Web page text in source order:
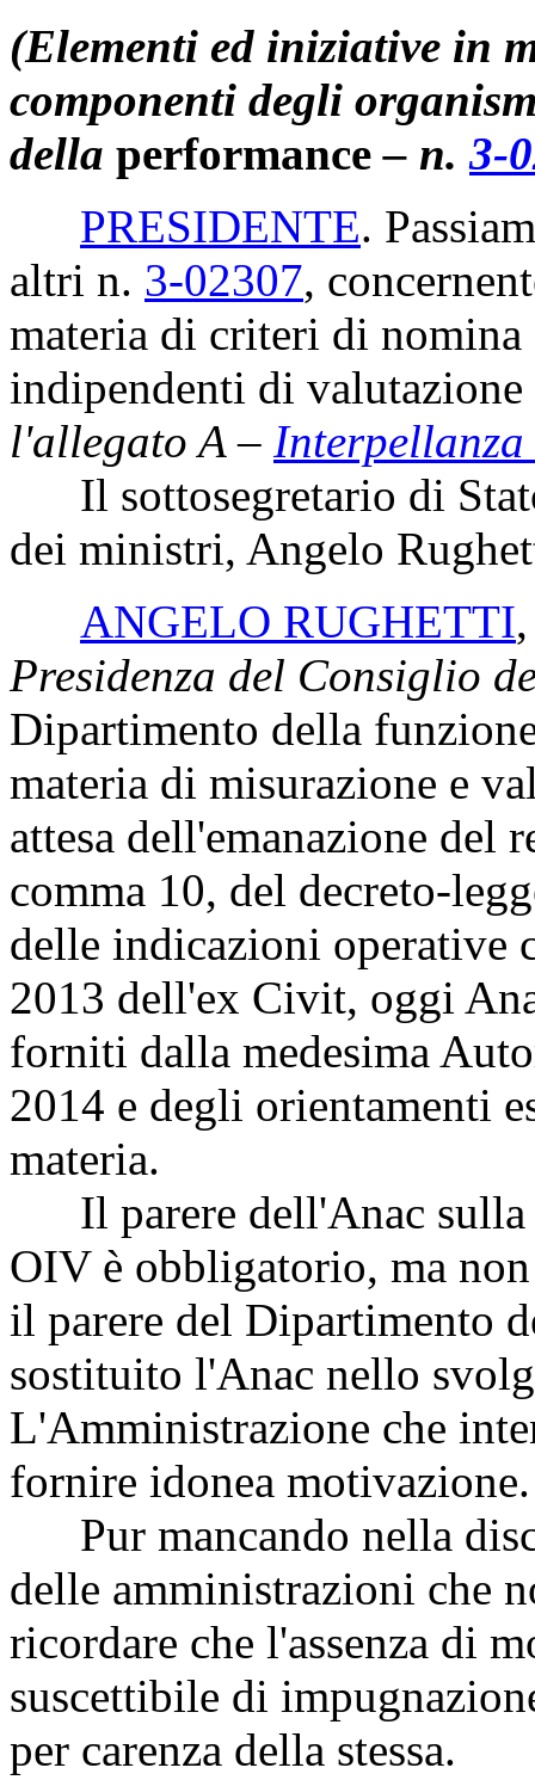
(Elementi ed iniziative in
componenti degli
della performance – n.3-
PRESIDENTE.
altri n. 3-02307,
materia di criteri di
indipendenti di
l'allegato A –
Il sottosegretario di
dei ministri, Angelo
ANGELO RUGHETTI
Presidenza del Consiglio
Dipartimento della
materia di misurazione e
attesa dell'emanazione del
comma 10, del decreto-
delle indicazioni operative
2013 dell'ex Civit, oggi
forniti dalla medesima
2014 e degli orientamenti
materia.
Il parere dell'Anac sulla
OIV è obbligatorio, ma
il parere del Dipartimento
sostituito l'Anac nello
L'Amministrazione che
fornire idonea motivazione.
Pur mancando nella
delle amministrazioni che
ricordare che l'assenza di
suscettibile di
per carenza della stessa.